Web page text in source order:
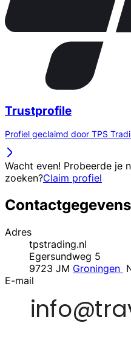
Trustprofile
Profiel geclaimd door TPS
Wacht even! Probeerde je
zoeken?Claim profiel
Contactgegevens
Adres
tpstrading.nl
Egersundweg 5
9723 JM Groningen
E-mail